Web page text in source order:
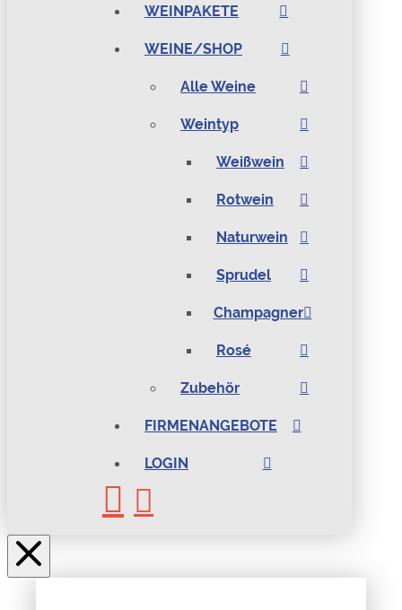
WEINPAKETE
WEINE/SHOP
Alle Weine
Weintyp
Weißwein
Rotwein
Naturwein
Sprudel
Champagner
Rosé
Zubehör
FIRMENANGEBOTE
LOGIN